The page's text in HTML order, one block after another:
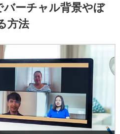
バーチャル背景やぼ
方法